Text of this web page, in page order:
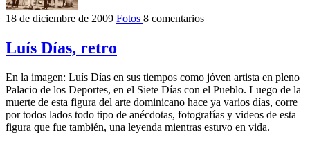
18 de diciembre de 2009 Fotos 8 comentarios
Luís Días, retro
En la imagen: Luís Días en sus tiempos como jóven artista en pleno
Palacio de los Deportes, en el Siete Días con el Pueblo. Luego de la
muerte de esta figura del arte dominicano hace ya varios días, corre
por todos lados todo tipo de anécdotas, fotografías y videos de esta
figura que fue también, una leyenda mientras estuvo en vida.